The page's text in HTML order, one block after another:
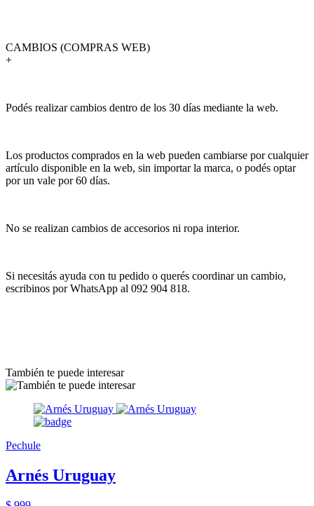
CAMBIOS (COMPRAS WEB)
+
Podés realizar cambios dentro de los 30 días mediante la web.
Los productos comprados en la web pueden cambiarse por cualquier
artículo disponible en la web, sin importar la marca, o podés optar
por un vale por 60 días.
No se realizan cambios de accesorios ni ropa interior.
Si necesitás ayuda con tu pedido o querés coordinar un cambio,
escribinos por WhatsApp al 092 904 818.
También te puede interesar
Pechule
Arnés Uruguay